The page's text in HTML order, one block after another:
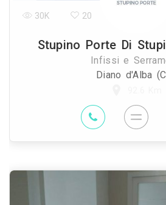
Stupino Porte Di
Infissi e
Diano d'Alba
30K 20